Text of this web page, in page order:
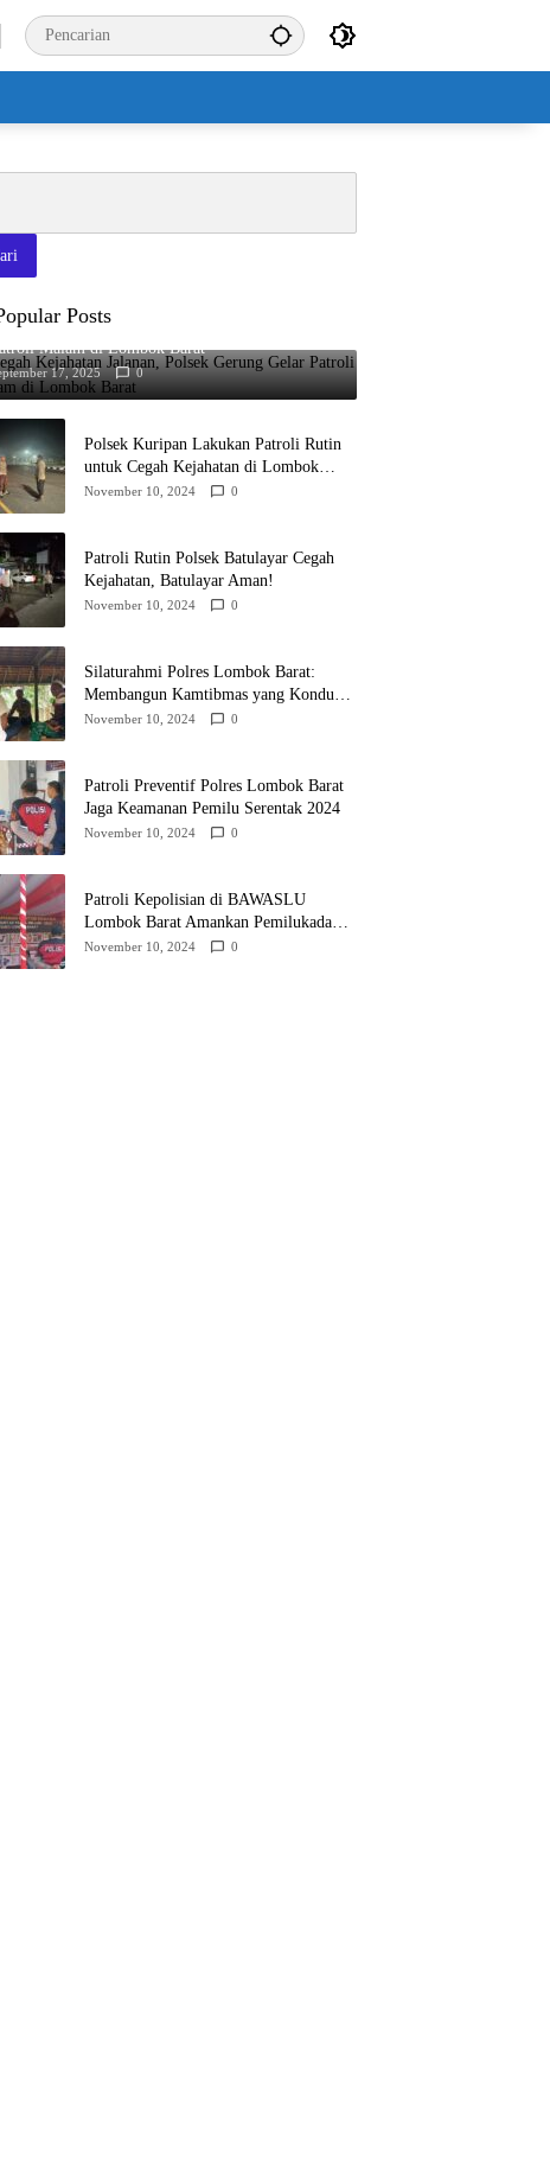
Posts
Kejahatan Jalanan, Polsek Gerung Gelar
Malam di Lombok Barat
17, 2025 0
Polsek Kuripan Lakukan Patroli Rutin
untuk Cegah Kejahatan di Lombok
Barat
November 10, 2024 0
Patroli Rutin Polsek Batulayar Cegah
Kejahatan, Batulayar Aman!
November 10, 2024 0
Silaturahmi Polres Lombok Barat:
Membangun Kamtibmas yang Kondusif
untuk Pilkada 2024
November 10, 2024 0
Patroli Preventif Polres Lombok Barat
Jaga Keamanan Pemilu Serentak 2024
November 10, 2024 0
Patroli Kepolisian di BAWASLU
Lombok Barat Amankan Pemilukada
2024
November 10, 2024 0